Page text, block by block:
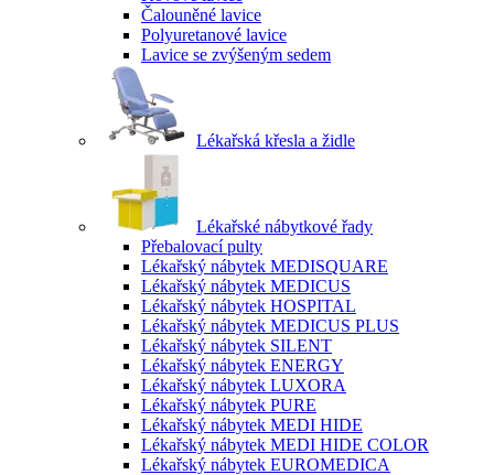
Čalouněné lavice
Polyuretanové lavice
Lavice se zvýšeným sedem
Lékařská křesla a židle
Lékařské nábytkové řady
Přebalovací pulty
Lékařský nábytek MEDISQUARE
Lékařský nábytek MEDICUS
Lékařský nábytek HOSPITAL
Lékařský nábytek MEDICUS PLUS
Lékařský nábytek SILENT
Lékařský nábytek ENERGY
Lékařský nábytek LUXORA
Lékařský nábytek PURE
Lékařský nábytek MEDI HIDE
Lékařský nábytek MEDI HIDE COLOR
Lékařský nábytek EUROMEDICA